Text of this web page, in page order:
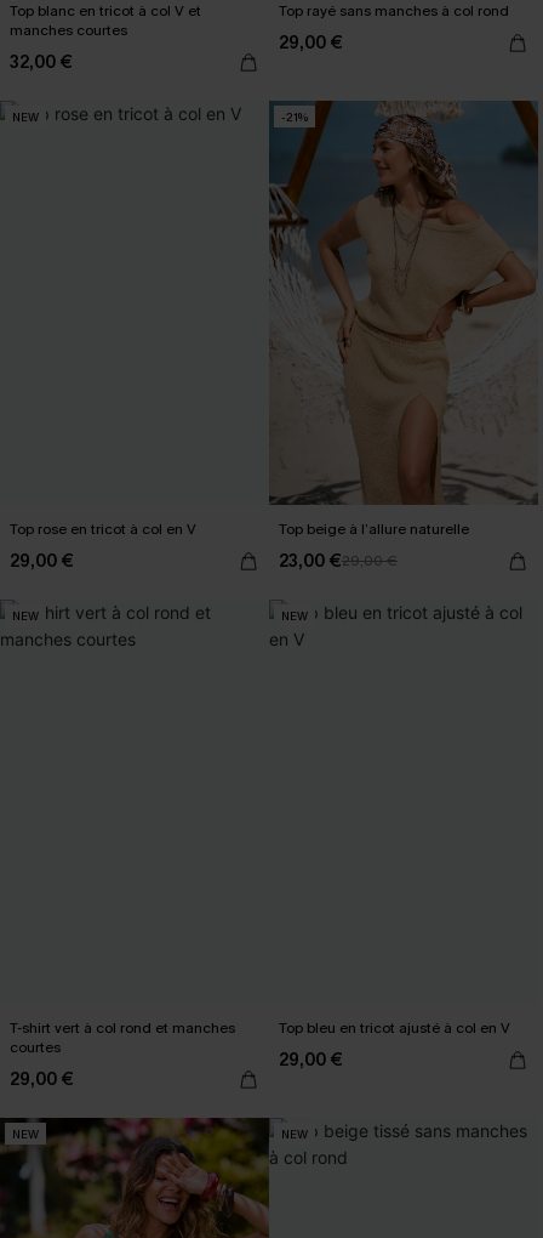
Top blanc en tricot à col V et
manches courtes
32,00 €
Top rayé sans manches à col rond
29,00 €
NEW
Top rose en tricot à col en V
29,00 €
-21%
Top beige à l’allure naturelle
23,00 €29,00 €
NEW
T-shirt vert à col rond et manches
courtes
29,00 €
NEW
Top bleu en tricot ajusté à col en V
29,00 €
NEW NEW